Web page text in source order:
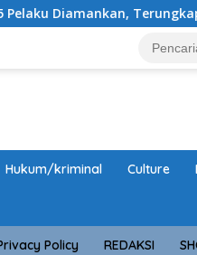
Terungkap Beraksi di 8
Hukum/kriminal Culture
Policy REDAKSI